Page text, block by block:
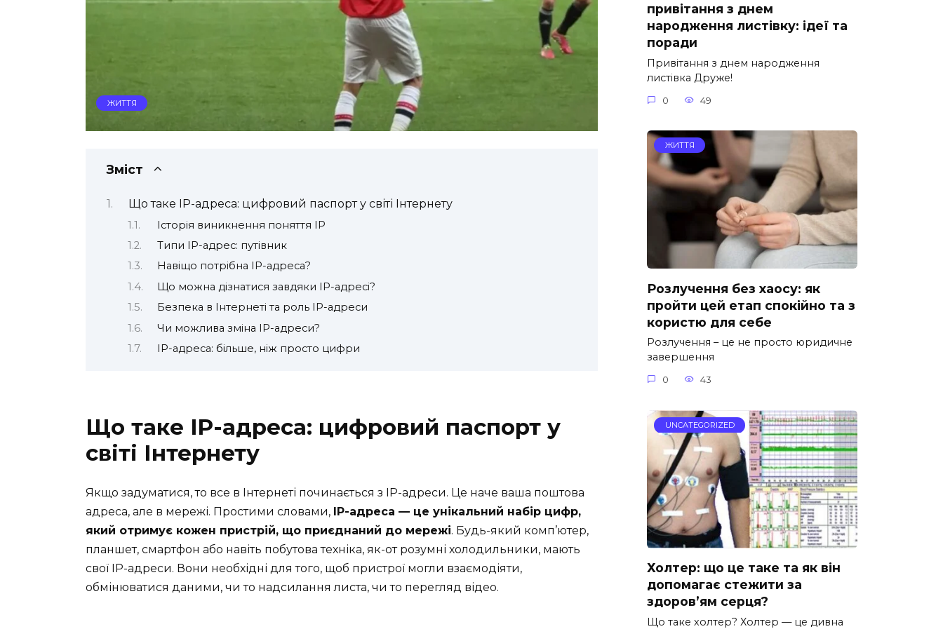
ЖИТТЯ
Зміст
Що таке IP-адреса: цифровий паспорт у світі Інтернету
Історія виникнення поняття IP
Типи IP-адрес: путівник
Навіщо потрібна IP-адреса?
Що можна дізнатися завдяки IP-адресі?
Безпека в Інтернеті та роль IP-адреси
Чи можлива зміна IP-адреси?
IP-адреса: більше, ніж просто цифри
Що таке IP-адреса: цифровий паспорт у
світі Інтернету
Якщо задуматися, то все в Інтернеті починається з IP-адреси. Це наче ваша поштова
адреса, але в мережі. Простими словами,
IP-адреса — це унікальний набір цифр,
який отримує кожен пристрій, що приєднаний до мережі. Будь-який комп’ютер,
планшет, смартфон або навіть побутова техніка, як-от розумні холодильники, мають
свої IP-адреси. Вони необхідні для того, щоб пристрої могли взаємодіяти,
обмінюватися даними, чи то надсилання листа, чи то перегляд відео.
привітання з днем
народження листівку: ідеї та
поради
Привітання з днем народження
листівка Друже!
0 49
ЖИТТЯ
Розлучення без хаосу: як
пройти цей етап спокійно та з
користю для себе
Розлучення – це не просто юридичне
завершення
0 43
UNCATEGORIZED
Холтер: що це таке та як він
допомагає стежити за
здоров’ям серця?
Що таке холтер? Холтер — це дивна